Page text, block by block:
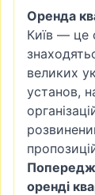
Оренда
Київ — це
великих
установ,
оренді